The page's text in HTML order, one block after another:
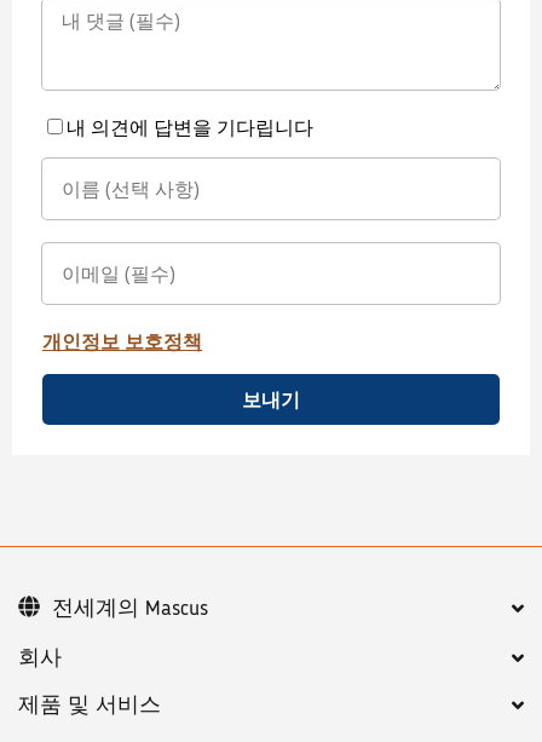
내 의견에 답변을 기다립니다
개인정보 보호정책
보내기
회사
제품 및 서비스
전세계의 Mascus